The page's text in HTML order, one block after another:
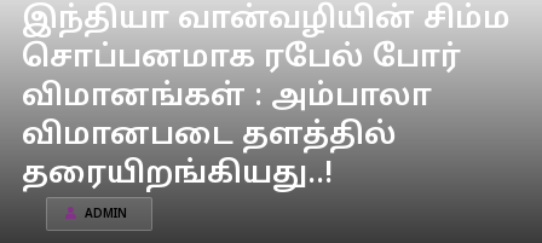
இந்தியா வான்வழியின் சிம்ம
சொப்பனமாக ரபேல் போர்
விமானங்கள் : அம்பாலா
விமானபடை தளத்தில்
தரையிறங்கியது..!
ADMIN